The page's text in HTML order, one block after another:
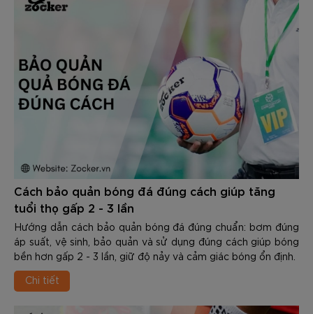
Cách bảo quản bóng đá đúng cách giúp tăng
tuổi thọ gấp 2 - 3 lần
Hướng dẫn cách bảo quản bóng đá đúng chuẩn: bơm đúng
áp suất, vệ sinh, bảo quản và sử dụng đúng cách giúp bóng
bền hơn gấp 2 - 3 lần, giữ độ nảy và cảm giác bóng ổn định.
Chi tiết